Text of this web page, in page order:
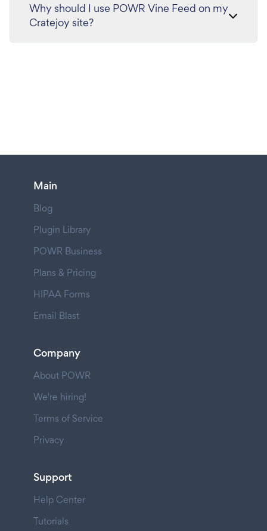
Why should I use POWR Vine Feed on my
Cratejoy site?
Main
Blog
Plugin Library
POWR Business
Plans & Pricing
HIPAA Forms
Email Blast
Company
About POWR
We're hiring!
Terms of Service
Privacy
Support
Help Center
Tutorials